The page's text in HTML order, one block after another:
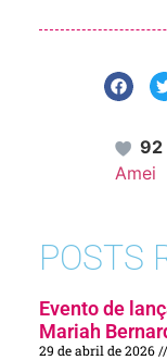
92
Amei
POSTS
Evento de
Mariah
29 de abril de 2026